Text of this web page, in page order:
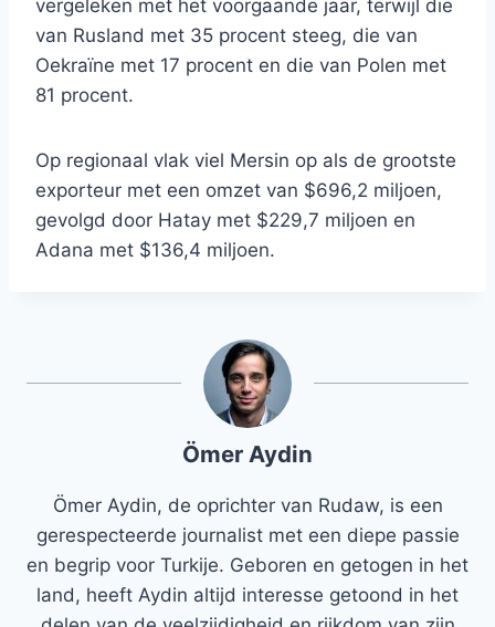
vergeleken met het voorgaande jaar, terwijl die
van Rusland met 35 procent steeg, die van
Oekraïne met 17 procent en die van Polen met
81 procent.
Op regionaal vlak viel Mersin op als de grootste
exporteur met een omzet van $696,2 miljoen,
gevolgd door Hatay met $229,7 miljoen en
Adana met $136,4 miljoen.
Ömer Aydin
Ömer Aydin, de oprichter van Rudaw, is een
gerespecteerde journalist met een diepe passie
en begrip voor Turkije. Geboren en getogen in het
land, heeft Aydin altijd interesse getoond in het